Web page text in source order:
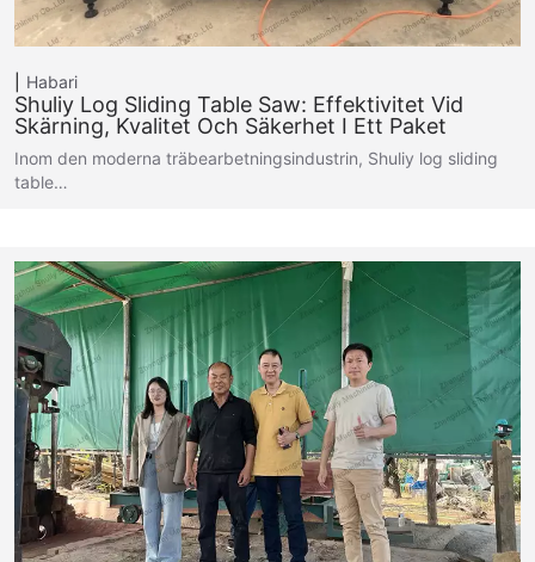
Habari
Shuliy Log Sliding Table Saw: Effektivitet Vid
Skärning, Kvalitet Och Säkerhet I Ett Paket
Inom den moderna träbearbetningsindustrin, Shuliy log sliding
table…